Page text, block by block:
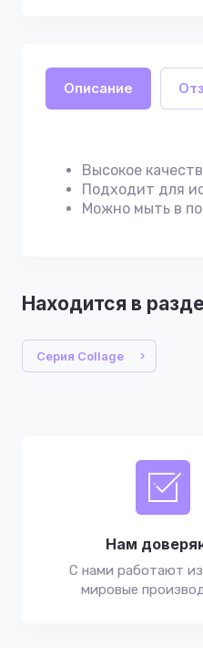
Описание
Высокое
Подходит для
Можно мыть в
Находится в
Серия Collage
Нам
С нами работают
мировые